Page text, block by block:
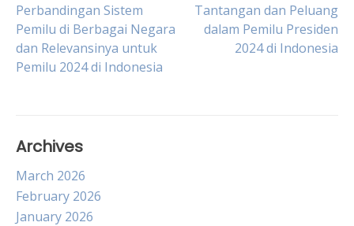
Post
navigation
Perbandingan Sistem
Pemilu di Berbagai Negara
dan Relevansinya untuk
Pemilu 2024 di Indonesia
Tantangan dan Peluang
dalam Pemilu Presiden
2024 di Indonesia
Archives
March 2026
February 2026
January 2026